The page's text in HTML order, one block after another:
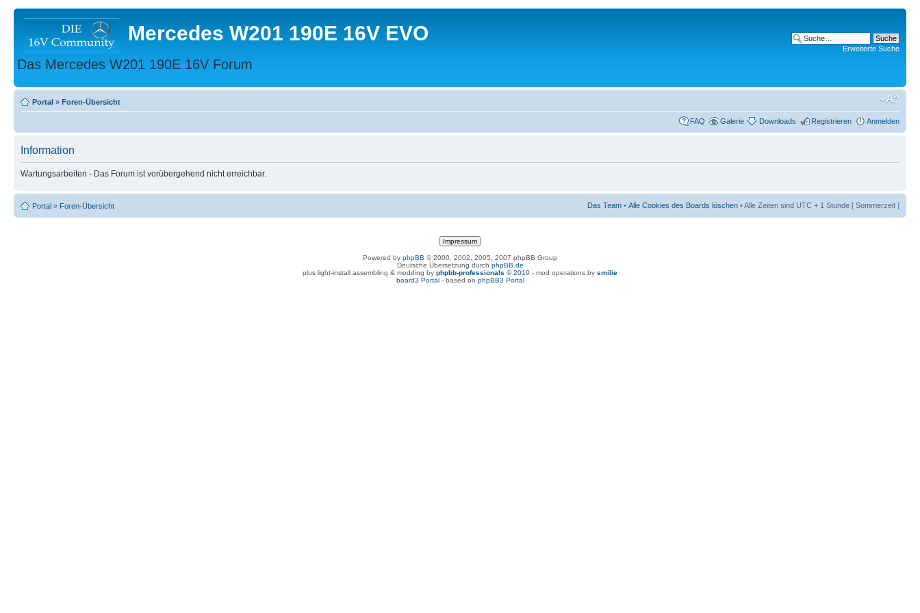
Mercedes W201 190E 16V EVO
Das Mercedes W201 190E 16V Forum
Erweiterte Suche
Portal » Foren-Übersicht
FAQ Galerie Downloads Registrieren Anmelden
Information
Wartungsarbeiten - Das Forum ist vorübergehend nicht erreichbar.
Portal » Foren-Übersicht Das Team • Alle Cookies des Boards löschen • Alle Zeiten sind UTC + 1 Stunde [ Sommerzeit ]
Powered by phpBB © 2000, 2002, 2005, 2007 phpBB Group
Deutsche Übersetzung durch phpBB.de
plus light-install assembling & modding by phpbb-professionals © 2010 - mod operations by smilie
board3 Portal- based on phpBB3 Portal